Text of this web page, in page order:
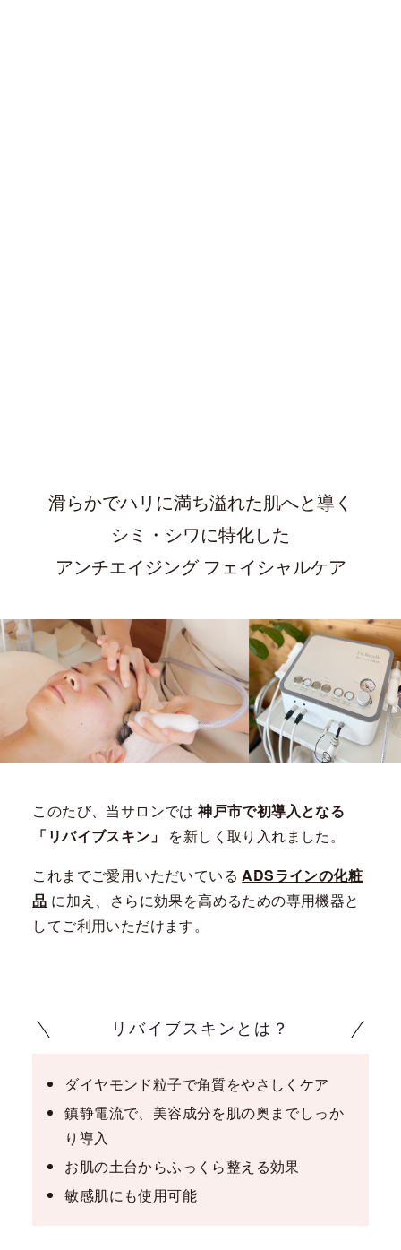
滑らかでハリに満ち溢れた肌へと導く
シミ・シワに特化した
アンチエイジング フェイシャルケア
このたび、当サロンでは神戸市で初導入となる
「リバイブスキン」
を新しく取り入れました。
これまでご愛用いただいているADSラインの化粧
品 に加え、さらに効果を高めるための専用機器と
してご利用いただけます。
リバイブスキンとは？
ダイヤモンド粒子で角質をやさしくケア
鎮静電流で、美容成分を肌の奥までしっか
り導入
お肌の土台からふっくら整える効果
敏感肌にも使用可能